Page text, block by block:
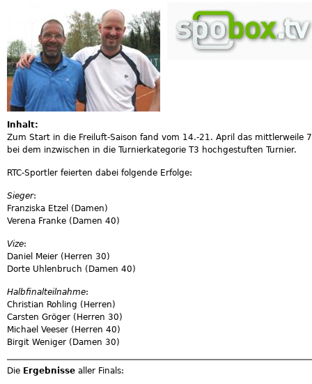
Inhalt:
Zum Start in die Freiluft-Saison fand vom 14.-21. April das mittlerweile
bei dem inzwischen in die Turnierkategorie T3 hochgestuften Turnier.
RTC-Sportler feierten dabei folgende Erfolge:
Sieger:
Franziska Etzel (Damen)
Verena Franke (Damen 40)
Vize:
Daniel Meier (Herren 30)
Dorte Uhlenbruch (Damen 40)
Halbfinalteilnahme:
Christian Rohling (Herren)
Carsten Gröger (Herren 30)
Michael Veeser (Herren 40)
Birgit Weniger (Damen 30)
Die Ergebnisse aller Finals: